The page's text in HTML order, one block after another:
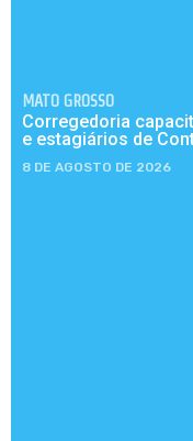
MATO GROSSO
Corregedoria
e estagiários de
8 DE AGOSTO DE 2026